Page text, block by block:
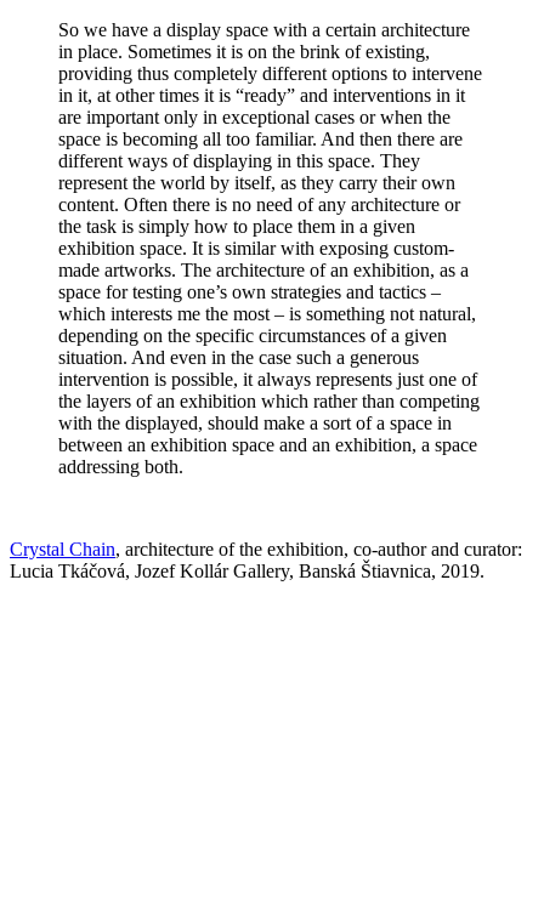
So we have a display space with a certain architecture
in place. Sometimes it is on the brink of existing,
providing thus completely different options to intervene
in it, at other times it is “ready” and interventions in it
are important only in exceptional cases or when the
space is becoming all too familiar. And then there are
different ways of displaying in this space. They
represent the world by itself, as they carry their own
content. Often there is no need of any architecture or
the task is simply how to place them in a given
exhibition space. It is similar with exposing custom-
made artworks. The architecture of an exhibition, as a
space for testing one’s own strategies and tactics –
which interests me the most – is something not natural,
depending on the specific circumstances of a given
situation. And even in the case such a generous
intervention is possible, it always represents just one of
the layers of an exhibition which rather than competing
with the displayed, should make a sort of a space in
between an exhibition space and an exhibition, a space
addressing both.
Crystal Chain, architecture of the exhibition, co-author and curator:
Lucia Tkáčová, Jozef Kollár Gallery, Banská Štiavnica, 2019.